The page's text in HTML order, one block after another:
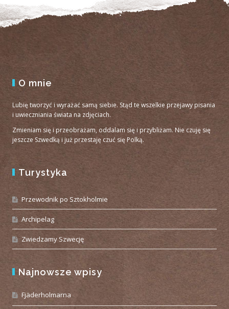
O mnie
Lubię tworzyć i wyrażać samą siebie. Stąd te wszelkie przejawy pisania
i uwieczniania świata na zdjęciach.
Zmieniam się i przeobrażam, oddalam się i przybliżam. Nie czuję się
jeszcze Szwedką i już przestaję czuć się Polką.
Turystyka
Przewodnik po Sztokholmie
Archipelag
Zwiedzamy Szwecję
Najnowsze wpisy
Fjäderholmarna